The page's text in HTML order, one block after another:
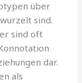
über
sind.
sind oft
dar.
als